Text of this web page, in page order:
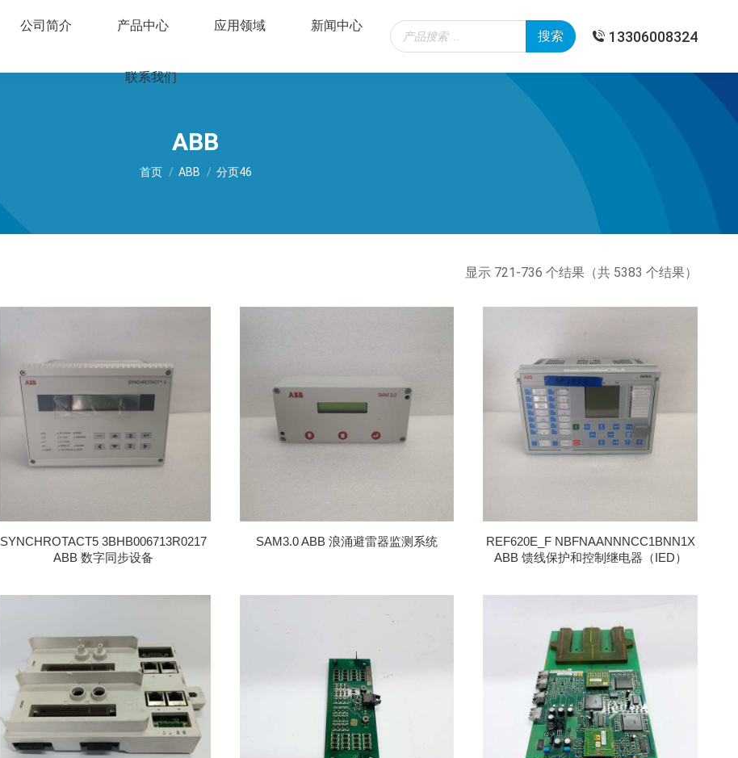
公司简介 产品中心 应用领域 新闻中心
联系我们
Products
search
搜索 13306008324
ABB
您在这里：
首页 ABB 分页46
显示 721-736 个结果（共 5383 个结果）
新
SYNCHROTACT5 3BHB006713R0217
ABB 数字同步设备
SAM3.0 ABB 浪涌避雷器监测系统
REF620E_F NBFNAANNNCC1BNN1X
ABB 馈线保护和控制继电器（IED）